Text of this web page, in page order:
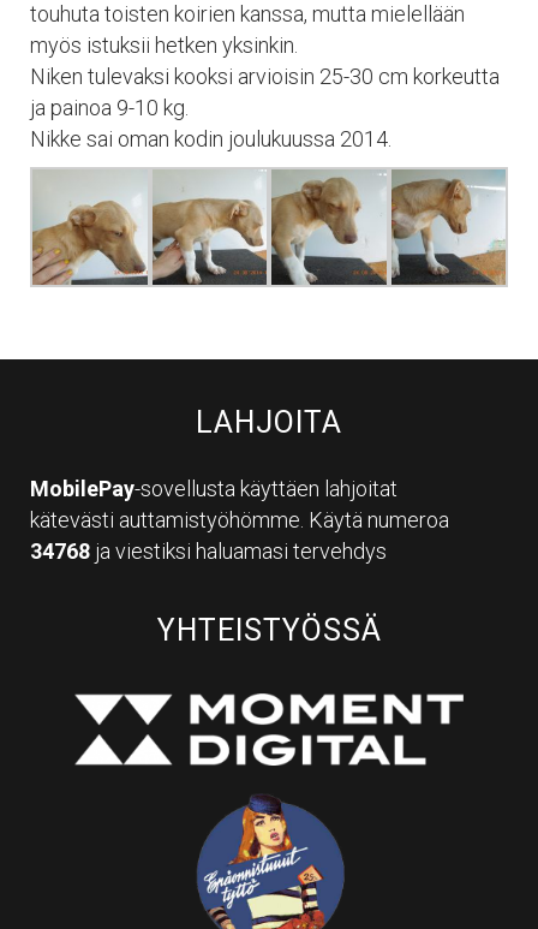
touhuta toisten koirien kanssa, mutta mielellään
myös istuksii hetken yksinkin.
Niken tulevaksi kooksi arvioisin 25-30 cm korkeutta
ja painoa 9-10 kg.
Nikke sai oman kodin joulukuussa 2014.
LAHJOITA
MobilePay-sovellusta käyttäen lahjoitat
kätevästi auttamistyöhömme. Käytä numeroa
34768 ja viestiksi haluamasi tervehdys
YHTEISTYÖSSÄ